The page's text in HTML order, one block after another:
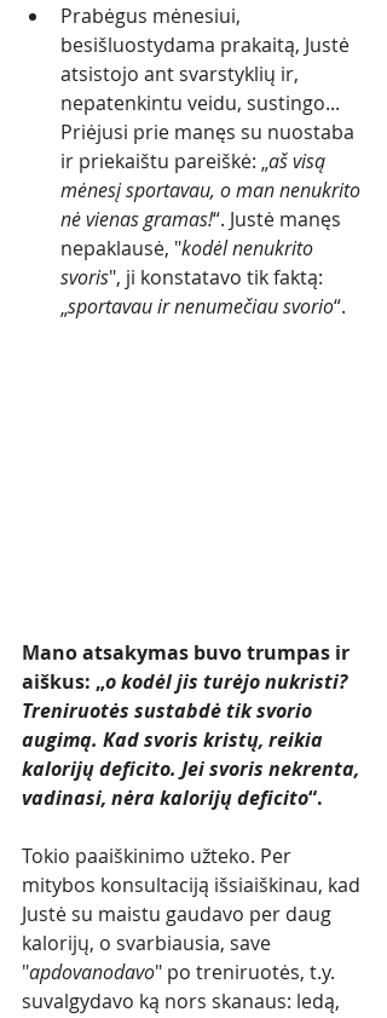
Prabėgus mėnesiui,
besišluostydama prakaitą, Justė
atsistojo ant svarstyklių ir,
nepatenkintu veidu, sustingo...
Priėjusi prie manęs su nuostaba
ir priekaištu pareiškė: „aš visą
mėnesį sportavau, o man nenukrito
nė vienas gramas!“. Justė manęs
nepaklausė, "kodėl nenukrito
svoris", ji konstatavo tik faktą:
„sportavau ir nenumečiau svorio“.
Mano atsakymas buvo trumpas ir
aiškus: „o kodėl jis turėjo nukristi?
Treniruotės sustabdė tik svorio
augimą. Kad svoris kristų, reikia
kalorijų deficito. Jei svoris nekrenta,
vadinasi, nėra kalorijų deficito“.
Tokio paaiškinimo užteko. Per
mitybos konsultaciją išsiaiškinau, kad
Justė su maistu gaudavo per daug
kalorijų, o svarbiausia, save
"apdovanodavo" po treniruotės, t.y.
suvalgydavo ką nors skanaus: ledą,